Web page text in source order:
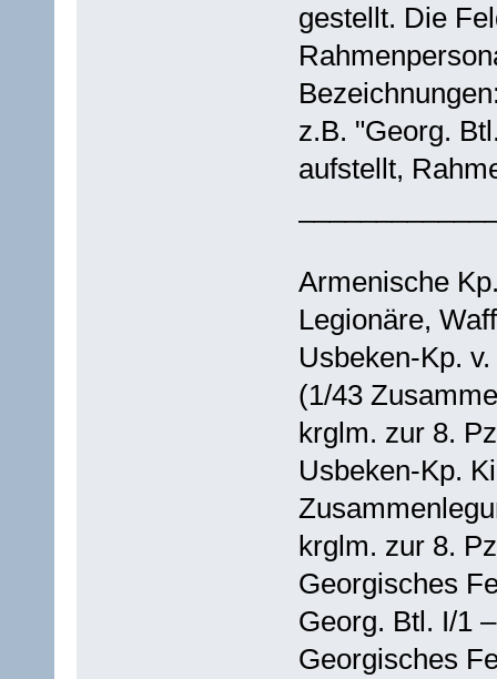
gestellt. Die
z.B. "Georg.
aufstellt,
Armenische
Legionäre,
Usbeken-Kp.
(1/43
krglm. zur 8.
Usbeken-Kp.
krglm. zur 8.
Georgisches
Georg. Btl. I/1
Georgisches